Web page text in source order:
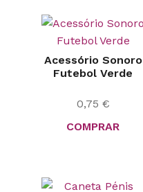
Acessório Sonoro
Futebol Verde
0,75 €
COMPRAR